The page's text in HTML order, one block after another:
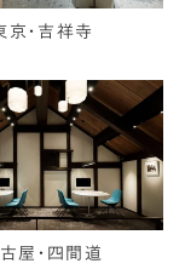
京・吉祥寺
屋・四間道